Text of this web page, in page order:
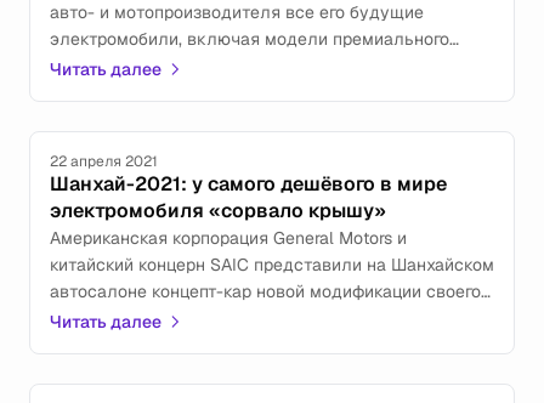
авто- и мотопроизводителя все его будущие
электромобили, включая модели премиального
отделения Acura, будут оснащаться американскими
Читать далее
22 апреля 2021
Шанхай-2021: у самого дешёвого в мире
электромобиля «сорвало крышу»
Американская корпорация General Motors и
китайский концерн SAIC представили на Шанхайском
автосалоне концепт-кар новой модификации своего
электромобиля Wuling Hong Guang MiniEV.
Читать далее